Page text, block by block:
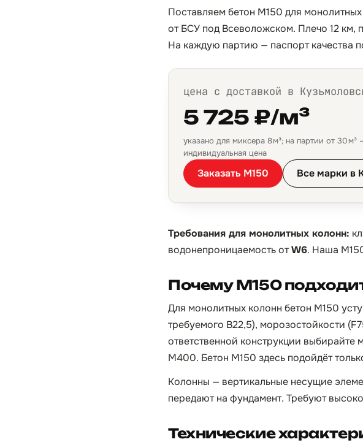
Поставляем бетон М150 для
от БСУ под Всеволожском. Плечо 12 км,
На каждую партию — паспорт качества
цена с доставкой в
5 725 ₽/м³
указано для миксера 8 м³; на партии от 30 м³
индивидуальная цена
Заказать М150 Все марки в
Требования для монолитных колонн:
водонепроницаемость отW6. Наша
Почему М150
Для монолитных колонн бетон М150
требуемого B22,5), морозостойкости
ответственной конструкции
М400. Бетон М150 здесь подойдёт
Колонны — вертикальные несущие
передают на фундамент. Требуют
Технические